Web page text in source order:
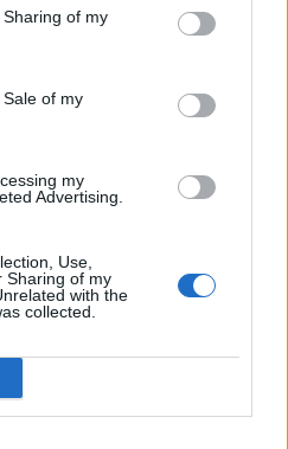
of my
of my
my
Advertising.
Use,
Sharing of my
with the
collected.
32
18
16
32
16